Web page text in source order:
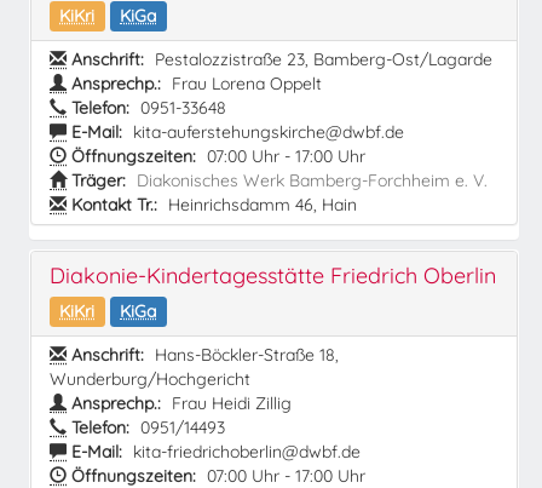
KiKri
KiGa
Anschrift: Pestalozzistraße 23, Bamberg-Ost/Lagarde
Ansprechp.: Frau Lorena Oppelt
Telefon: 0951-33648
E-Mail: kita-auferstehungskirche@dwbf.de
Öffnungszeiten: 07:00 Uhr - 17:00 Uhr
Träger: Diakonisches Werk Bamberg-Forchheim e. V.
Kontakt Tr.: Heinrichsdamm 46, Hain
Diakonie-Kindertagesstätte Friedrich Oberlin
KiKri
KiGa
Anschrift: Hans-Böckler-Straße 18,
Wunderburg/Hochgericht
Ansprechp.: Frau Heidi Zillig
Telefon: 0951/14493
E-Mail: kita-friedrichoberlin@dwbf.de
Öffnungszeiten: 07:00 Uhr - 17:00 Uhr